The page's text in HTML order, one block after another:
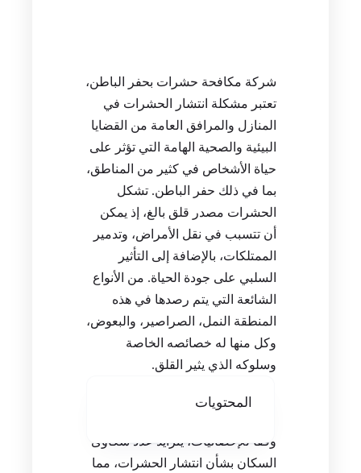
شركة مكافحة حشرات بحفر الباطن،
تعتبر مشكلة انتشار الحشرات في
المنازل والمرافق العامة من القضايا
البيئية والصحية الهامة التي تؤثر على
حياة الأشخاص في كثير من المناطق،
بما في ذلك حفر الباطن. تشكل
الحشرات مصدر قلق بالغ، إذ يمكن
أن تتسبب في نقل الأمراض، وتدمير
الممتلكات، بالإضافة إلى التأثير
السلبي على جودة الحياة. من الأنواع
الشائعة التي يتم رصدها في هذه
المنطقة النمل، الصراصير، والبعوض،
وكل منها له خصائصه الخاصة
وسلوكه الذي يثير القلق.
المحتويات
وفقًا للإحصائيات، يتزايد عدد شكاوى
السكان بشأن انتشار الحشرات، مما